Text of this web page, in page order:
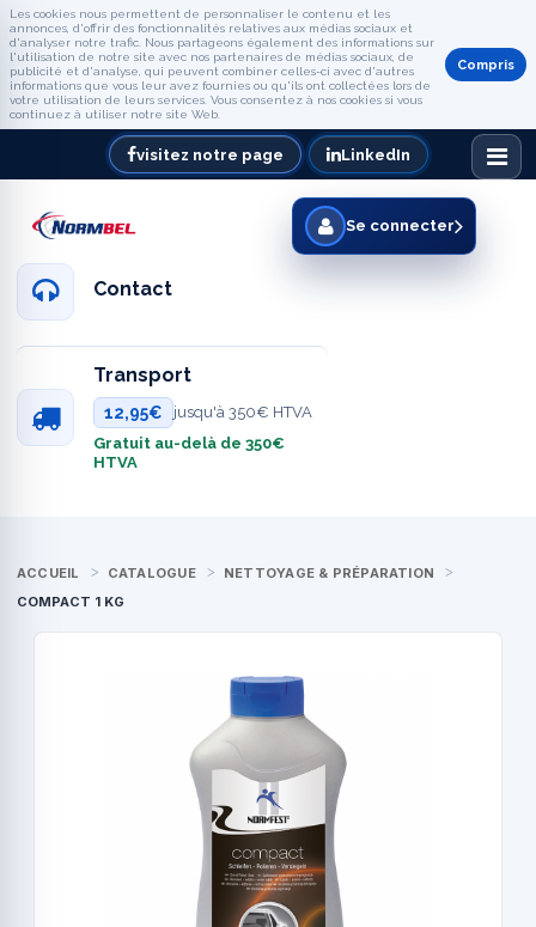
Les cookies nous permettent de personnaliser le contenu et les
annonces, d'offrir des fonctionnalités relatives aux médias sociaux et
d'analyser notre trafic. Nous partageons également des informations sur
l'utilisation de notre site avec nos partenaires de médias sociaux, de
publicité et d'analyse, qui peuvent combiner celles-ci avec d'autres
informations que vous leur avez fournies ou qu'ils ont collectées lors de
votre utilisation de leurs services. Vous consentez à nos cookies si vous
continuez à utiliser notre site Web.
Compris
visitez notre page LinkedIn
Contact
Transport
12,95€
jusqu'à 350€ HTVA
Gratuit au-delà de 350€
HTVA
Se connecter
ACCUEIL CATALOGUE
NETTOYAGE & PRÉPARATION
COMPACT 1 KG